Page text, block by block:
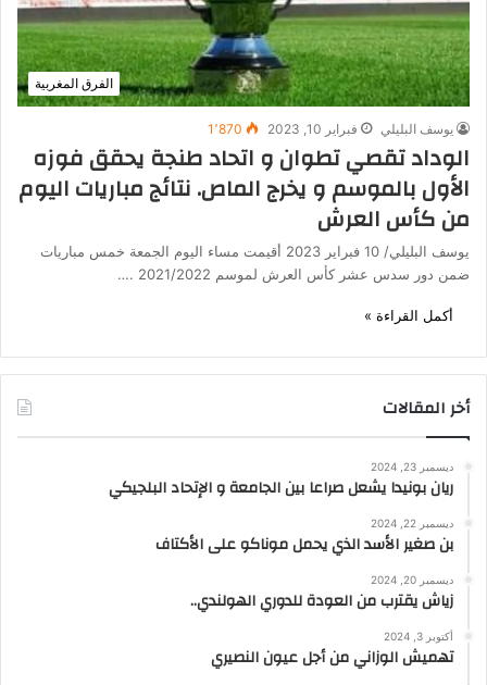
الفرق المغربية
يوسف البليلي فبراير 10, 2023 1٬870
الوداد تقصي تطوان و اتحاد طنجة يحقق فوزه
الأول بالموسم و يخرج الماص. نتائج مباريات اليوم
من كأس العرش
يوسف البليلي/ 10 فبراير 2023 أقيمت مساء اليوم الجمعة خمس مباريات
ضمن دور سدس عشر كأس العرش لموسم 2021/2022 .…
أكمل القراءة »
أخر المقالات
ديسمبر 23, 2024
ريان بونيدا يشعل صراعا بين الجامعة و الإتحاد البلجيكي
ديسمبر 22, 2024
بن صغير الأسد الذي يحمل موناكو على الأكتاف
ديسمبر 20, 2024
زياش يقترب من العودة للدوري الهولندي..
أكتوبر 3, 2024
تهميش الوزاني من أجل عيون النصيري